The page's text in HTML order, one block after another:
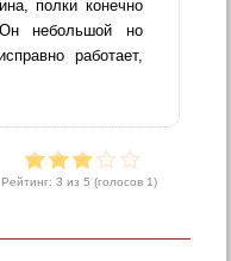
полки конечно
небольшой но
работает,
Рейтинг: 3 из 5 (голосов 1)